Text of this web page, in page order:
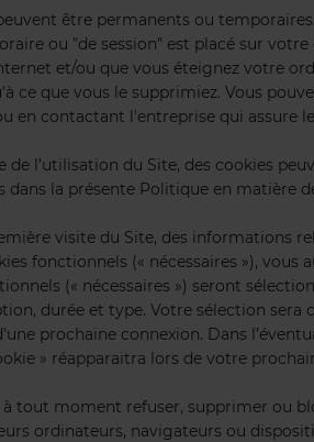
être permanents ou
ou "de session" est placé sur
et/ou que vous éteignez votre
ce que vous le supprimiez. Vous
en contactant l'entreprise qui assure
de l’utilisation du Site, des cookies
dans la présente Politique en matière
visite du Site, des informations
fonctionnels (« nécessaires »), vous
(« nécessaires ») seront
durée et type. Votre sélection
prochaine connexion. Dans
» réapparaitra lors de votre
à tout moment refuser, supprimer ou
ordinateurs, navigateurs ou